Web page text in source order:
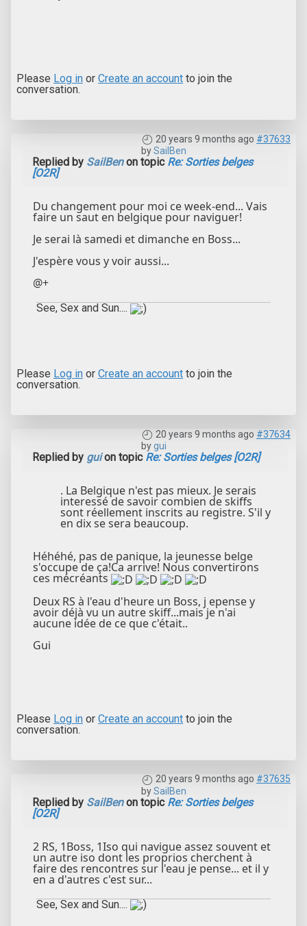
Please Log in or Create an account to join the
conversation.
20 years 9 months ago #37633
bySailBen
Replied by SailBenon topic Re: Sorties belges
[O2R]
Du changement pour moi ce week-end... Vais
faire un saut en belgique pour naviguer!
Je serai là samedi et dimanche en Boss...
J'espère vous y voir aussi...
@+
See, Sex and Sun....
Please Log in or Create an account to join the
conversation.
20 years 9 months ago #37634
bygui
Replied by guion topic Re: Sorties belges [O2R]
. La Belgique n'est pas mieux. Je serais
interessé de savoir combien de skiffs
sont réellement inscrits au registre. S'il y
en dix se sera beaucoup.
Héhéhé, pas de panique, la jeunesse belge
s'occupe de ça!Ca arrive! Nous convertirons
ces mécréants
Deux RS à l'eau d'heure un Boss, j epense y
avoir déjà vu un autre skiff...mais je n'ai
aucune idée de ce que c'était..
Gui
Please Log in or Create an account to join the
conversation.
20 years 9 months ago #37635
bySailBen
Replied by SailBenon topic Re: Sorties belges
[O2R]
2 RS, 1Boss, 1Iso qui navigue assez souvent et
un autre iso dont les proprios cherchent à
faire des rencontres sur l'eau je pense... et il y
en a d'autres c'est sur...
See, Sex and Sun....